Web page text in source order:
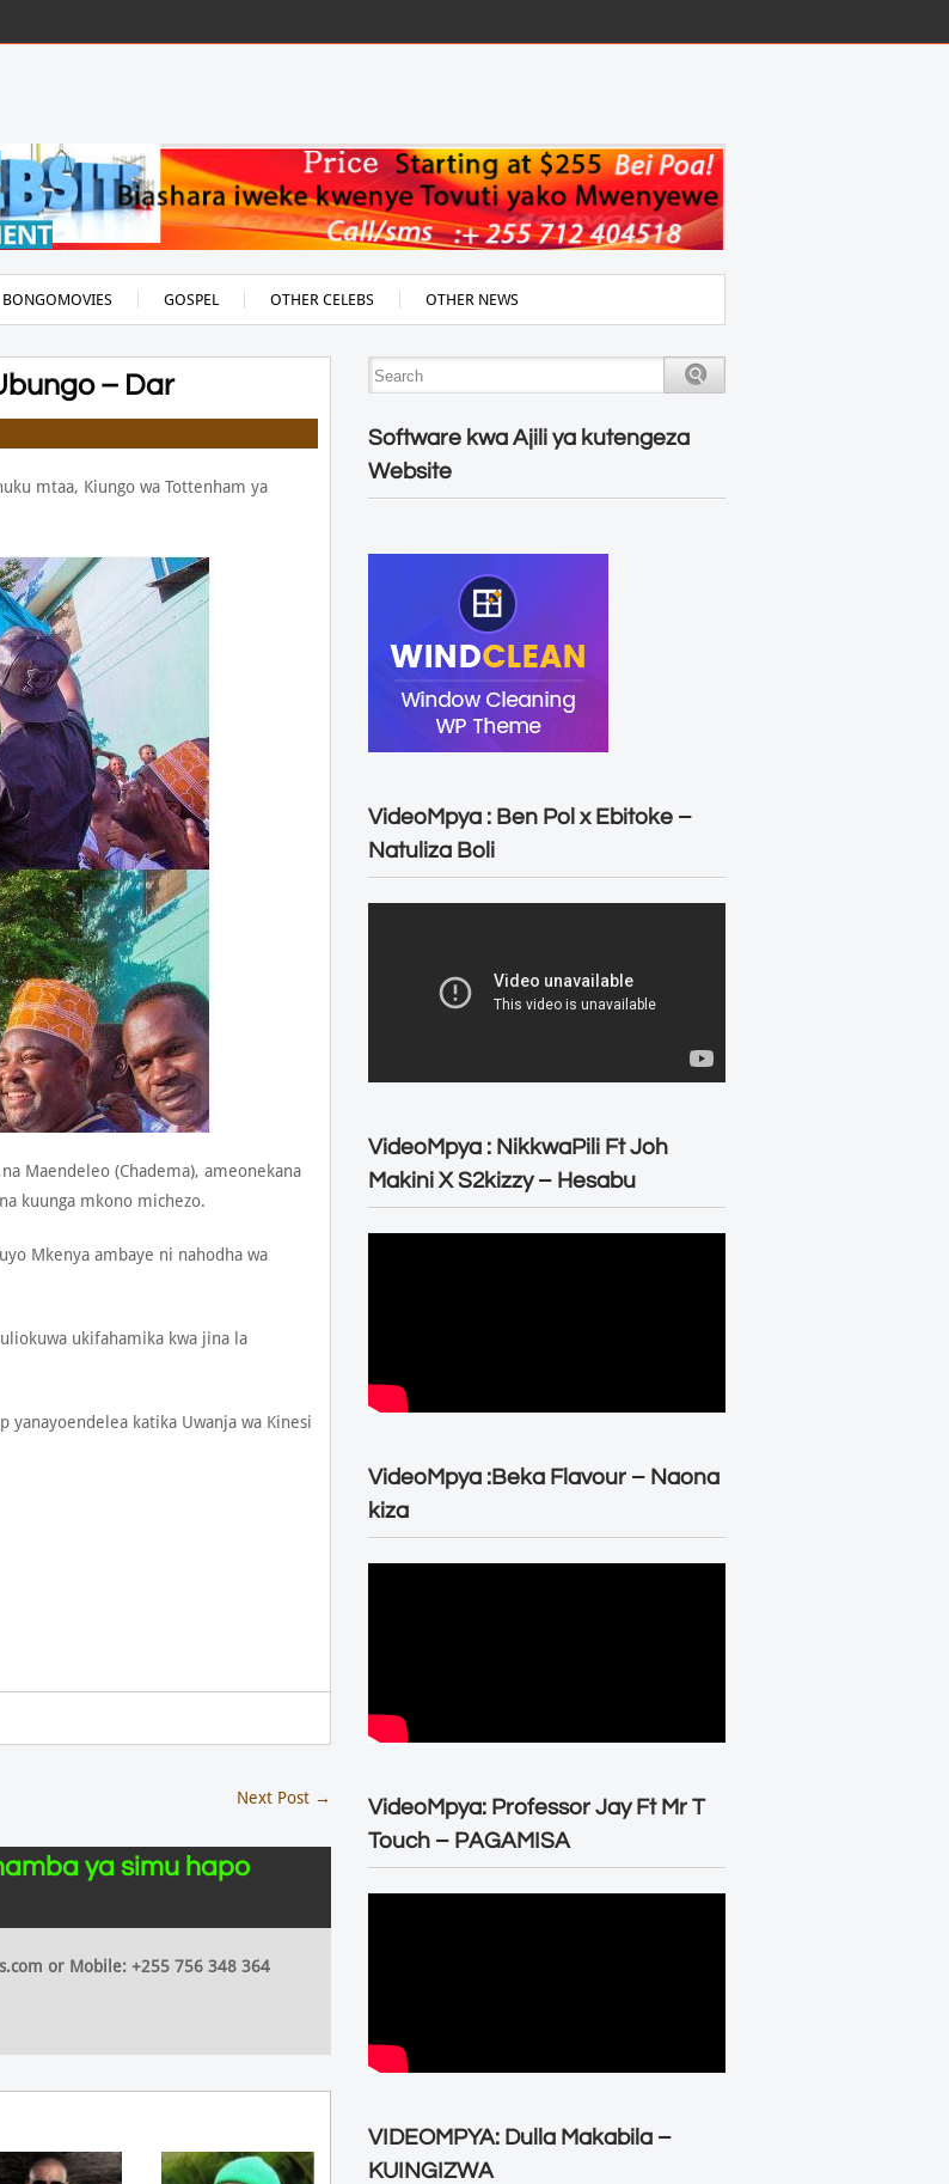
BONGOMOVIES GOSPEL OTHER CELEBS OTHER NEWS
– Dar
mtaa, Kiungo wa Tottenham ya
Maendeleo (Chadema), ameonekana
kuunga mkono michezo.
Mkenya ambaye ni nahodha wa
ukifahamika kwa jina la
yanayoendelea katika Uwanja wa Kinesi
Next Post →
ya simu hapo
or Mobile: +255 756 348 364
Software kwa Ajili ya kutengeza
Website
VideoMpya : Ben Pol x Ebitoke –
Natuliza Boli
VideoMpya : NikkwaPili Ft Joh
Makini X S2kizzy – Hesabu
VideoMpya :Beka Flavour – Naona
kiza
VideoMpya: Professor Jay Ft Mr T
Touch – PAGAMISA
VIDEOMPYA: Dulla Makabila –
KUINGIZWA